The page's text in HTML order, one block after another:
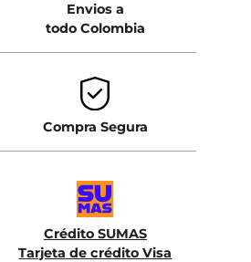
Envios a
todo Colombia
Compra Segura
Crédito SUMAS
Tarjeta de crédito Visa